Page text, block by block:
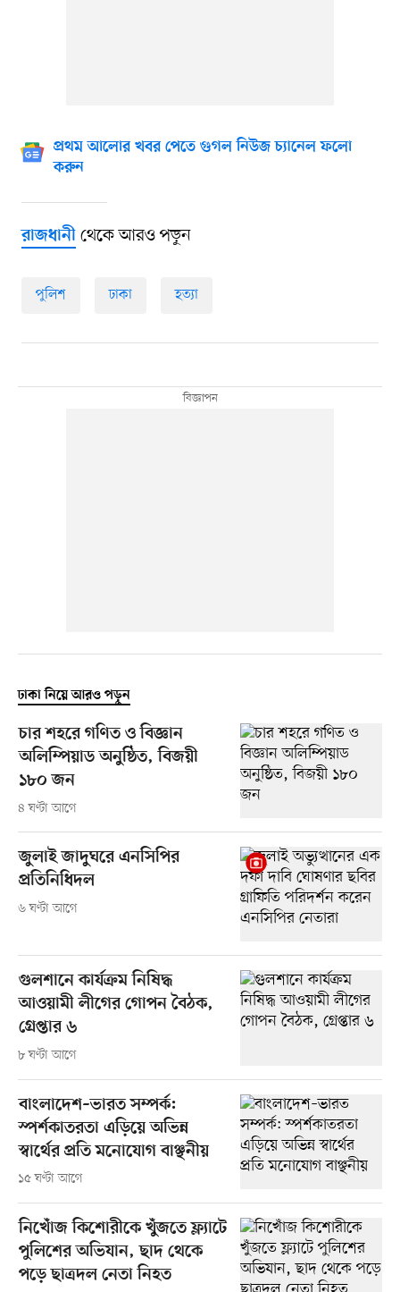
প্রথম আলোর খবর পেতে গুগল নিউজ চ্যানেল ফলো
করুন
রাজধানীথেকে আরও পড়ুন
পুলিশ ঢাকা হত্যা
ঢাকা নিয়ে আরও পড়ুন
চার শহরে গণিত ও বিজ্ঞান
অলিম্পিয়াড অনুষ্ঠিত, বিজয়ী
১৮০ জন
৪ ঘণ্টা আগে
জুলাই জাদুঘরে এনসিপির
প্রতিনিধিদল
৬ ঘণ্টা আগে
গুলশানে কার্যক্রম নিষিদ্ধ
আওয়ামী লীগের গোপন বৈঠক,
গ্রেপ্তার ৬
৮ ঘণ্টা আগে
বাংলাদেশ–ভারত সম্পর্ক:
স্পর্শকাতরতা এড়িয়ে অভিন্ন
স্বার্থের প্রতি মনোযোগ বাঞ্ছনীয়
১৫ ঘণ্টা আগে
নিখোঁজ কিশোরীকে খুঁজতে ফ্ল্যাটে
পুলিশের অভিযান, ছাদ থেকে
পড়ে ছাত্রদল নেতা নিহত